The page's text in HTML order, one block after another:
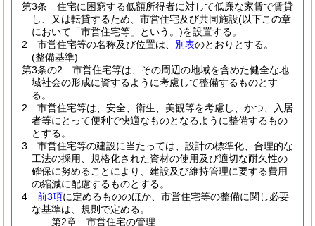
第3条
住宅に困窮する低額所得者に対して低廉な家賃で賃貸
し、又は転貸するため、市営住宅及び共同施設(以下この章
において「市営住宅等」という。)を設置する。
2
市営住宅等の名称及び位置は、 別表のとおりとする。
(整備基準)
第3条の2
市営住宅等は、その周辺の地域を含めた健全な地
域社会の形成に資するように考慮して整備するものとす
る。
2
市営住宅等は、安全、衛生、美観等を考慮し、かつ、入居
者等にとって便利で快適なものとなるように整備するもの
とする。
3
市営住宅等の建設に当たっては、設計の標準化、合理的な
工法の採用、規格化された資材の使用及び適切な耐久性の
確保に努めることにより、建設及び維持管理に要する費用
の縮減に配慮するものとする。
4
前3項に定めるもののほか、市営住宅等の整備に関し必要
な基準は、規則で定める。
第2章
市営住宅の管理